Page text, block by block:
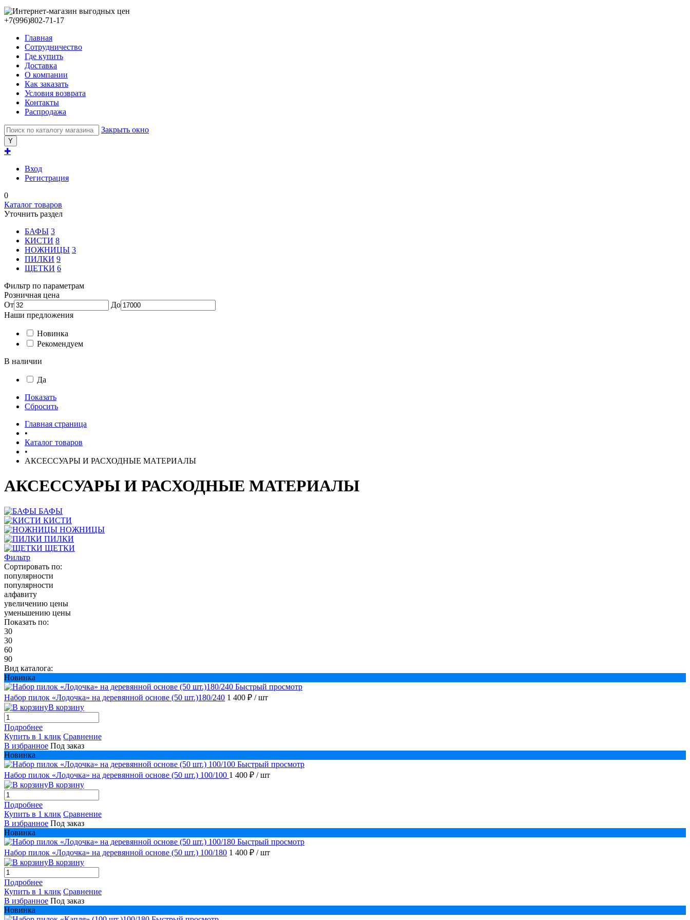
+7(996)802-71-17
Главная
Сотрудничество
Где купить
Доставка
О компании
Как заказать
Условия возврата
Контакты
Распродажа
Закрыть окно
✚
Вход
Регистрация
0
Каталог товаров
Уточнить раздел
БАФЫ 3
КИСТИ 8
НОЖНИЦЫ 3
ПИЛКИ 9
ЩЕТКИ 6
Фильтр по параметрам
Розничная цена
От
До
Наши предложения
Новинка
Рекомендуем
В наличии
Да
Показать
Сбросить
Главная страница
•
Каталог товаров
•
АКСЕССУАРЫ И РАСХОДНЫЕ МАТЕРИАЛЫ
АКСЕССУАРЫ И РАСХОДНЫЕ МАТЕРИАЛЫ
БАФЫ
КИСТИ
НОЖНИЦЫ
ПИЛКИ
ЩЕТКИ
Фильтр
Сортировать по:
популярности
популярности
алфавиту
увеличению цены
уменьшению цены
Показать по:
30
30
60
90
Вид каталога:
Новинка
Быстрый просмотр
Набор пилок «Лодочка» на деревянной основе (50 шт.)180/240 1 400 ₽ / шт
В корзину
Подробнее
Купить в 1 клик Сравнение
В избранное Под заказ
Новинка
Быстрый просмотр
Набор пилок «Лодочка» на деревянной основе (50 шт.) 100/100 1 400 ₽ / шт
В корзину
Подробнее
Купить в 1 клик Сравнение
В избранное Под заказ
Новинка
Быстрый просмотр
Набор пилок «Лодочка» на деревянной основе (50 шт.) 100/180 1 400 ₽ / шт
В корзину
Подробнее
Купить в 1 клик Сравнение
В избранное Под заказ
Новинка